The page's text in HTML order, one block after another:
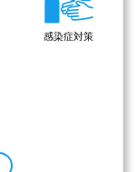
感染症対策